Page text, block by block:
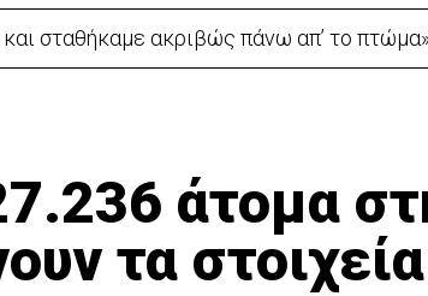
σταθήκαμε ακριβώς πάνω απ’ το
άτομα
τα στοιχεία